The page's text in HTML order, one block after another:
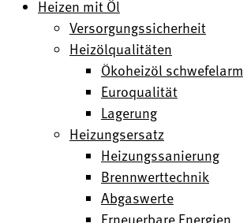
Heizen mit Öl
Versorgungssicherheit
Heizölqualitäten
Ökoheizöl schwefelarm
Euroqualität
Lagerung
Heizungsersatz
Heizungssanierung
Brennwerttechnik
Abgaswerte
Erneuerbare Energien